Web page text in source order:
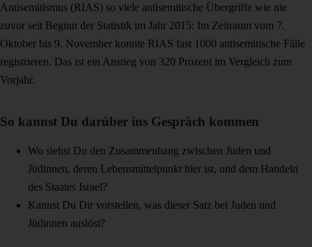
Antisemitismus (RIAS) so viele antisemitische Übergriffe wie nie
zuvor seit Beginn der Statistik im Jahr 2015: Im Zeitraum vom 7.
Oktober bis 9. November konnte RIAS fast 1000 antisemitische Fälle
registrieren. Das ist ein Anstieg von 320 Prozent im Vergleich zum
Vorjahr.
So kannst Du darüber ins Gespräch kommen
Wo siehst Du den Zusammenhang zwischen Juden und
Jüdinnen, deren Lebensmittelpunkt hier ist, und dem Handeln
des Staates Israel?
Kannst Du Dir vorstellen, was dieser Satz bei Juden und
Jüdinnen auslöst?